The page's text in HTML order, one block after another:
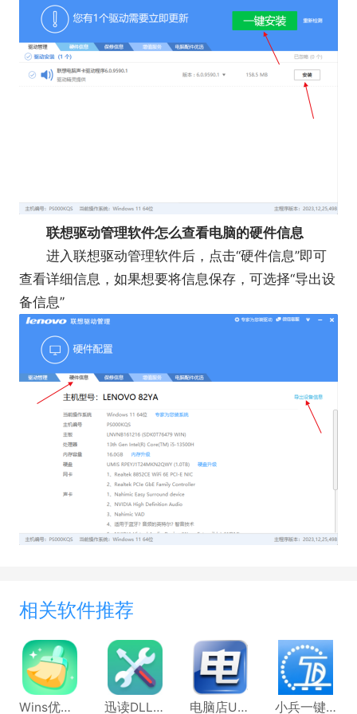
联想驱动管理软件怎么查看电脑的硬件信息
进入联想驱动管理软件后，点击“硬件信息”即可
查看详细信息，如果想要将信息保存，可选择“导出设
备信息”
相关软件推荐
Wins优化清理大师 迅读DLL修复工具 电脑店U盘启动盘制作工具 小兵一键重装系统